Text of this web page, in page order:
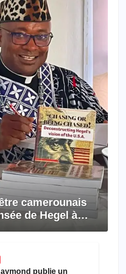
camerounais
de Hegel à
publie un